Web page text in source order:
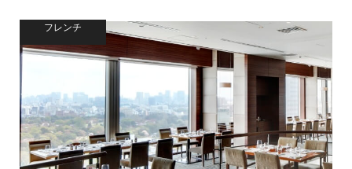
フレンチ